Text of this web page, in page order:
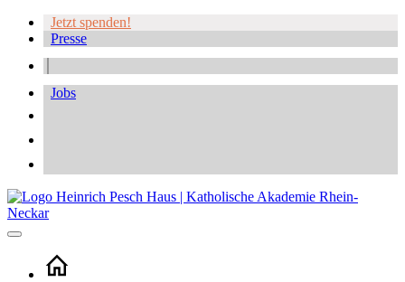
Jetzt spenden!
Presse
Jobs